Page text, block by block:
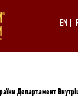
EN
Департамент